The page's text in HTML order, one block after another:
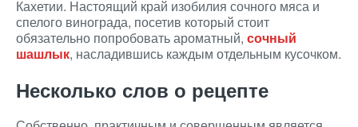
Кахетии. Настоящий край изобилия сочного мяса и
спелого винограда, посетив который стоит
обязательно попробовать ароматный, сочный
шашлык, насладившись каждым отдельным кусочком.
Несколько слов о рецепте